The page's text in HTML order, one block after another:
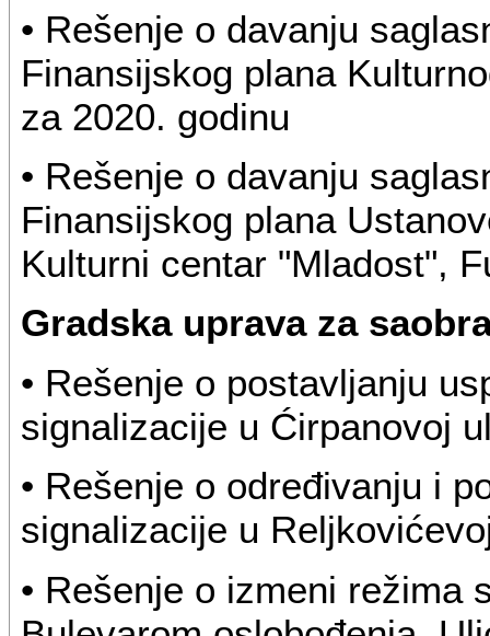
• Rešenje o davanju
Finansijskog plana
za 2020. godinu
• Rešenje o davanju
Finansijskog plana
Kulturni centar "Mladost",
Gradska uprava za
• Rešenje o postavljanju
signalizacije u Ćirpanovoj
• Rešenje o određivanju i
signalizacije u
• Rešenje o izmeni režima